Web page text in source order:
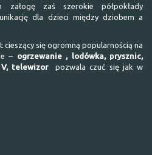
załogę zaś szerokie półpokłady
dla dzieci między dziobem a
cieszący się ogromną popularnością na
– ogrzewanie , lodówka, prysznic,
telewizor
pozwala czuć się jak w